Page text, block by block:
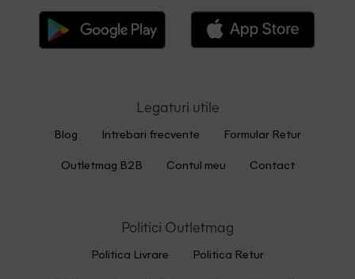
Legaturi utile
Blog Intrebari frecvente Formular Retur
Outletmag B2B Contul meu Contact
Politici Outletmag
Politica Livrare Politica Retur